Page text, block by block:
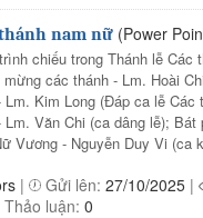
nam nữ (Power
chiếu trong Thánh lễ Các
các thánh - Lm. Hoài
Lm. Kim Long (Đáp ca lễ Các
Lm. Văn Chi (ca dâng lễ);
Vương - Nguyễn Duy Vi (ca
| Gửi lên: 27/10/2025 |
Thảo luận: 0